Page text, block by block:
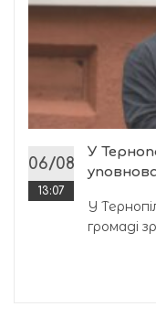
06/08
13:07
У
У
громаді